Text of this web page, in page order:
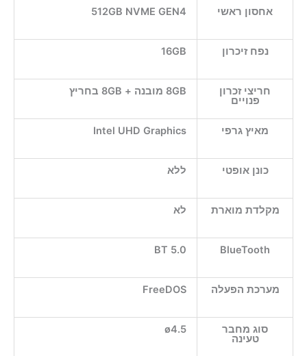
אחסון ראשי 512GB NVME GEN4
נפח זיכרון 16GB
חריצי זכרון
פנויים
8GB מובנה + 8GB בחריץ
מאיץ גרפי Intel UHD Graphics
כונן אופטי ללא
מקלדת מוארת לא
BlueTooth
BT 5.0
מערכת הפעלה FreeDOS
סוג מחבר
טעינה
ø4.5